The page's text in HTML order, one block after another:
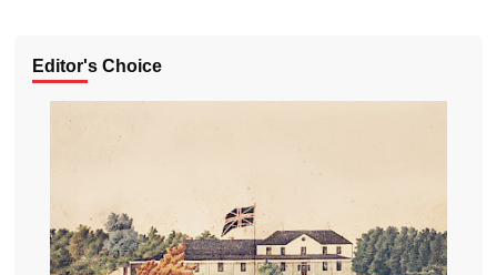
Editor's Choice